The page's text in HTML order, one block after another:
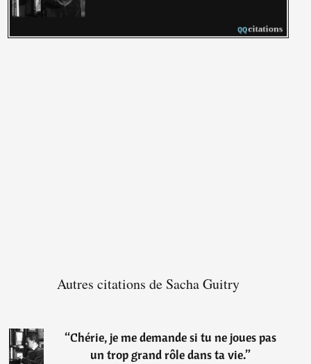
Autres citations de Sacha Guitry
“Chérie, je me demande si tu ne joues pas
un trop grand rôle dans ta vie.”